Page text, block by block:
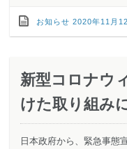
お知らせ 2020年11月
新型コロナウ
けた取り組み
日本政府から、緊急事態